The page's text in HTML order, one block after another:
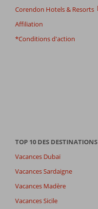
Corendon Hotels & Resorts
Affiliation
*Conditions d'action
TOP 10 DES DESTINATIONS
Vacances Dubaï
Vacances Sardaigne
Vacances Madère
Vacances Sicile